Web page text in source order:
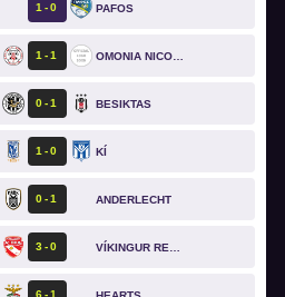
1 0 PAFOS
1 1 OMONIA NICOSIA
0 1 BESIKTAS
1 0 KÍ
0 1 ANDERLECHT
3 0
6 1